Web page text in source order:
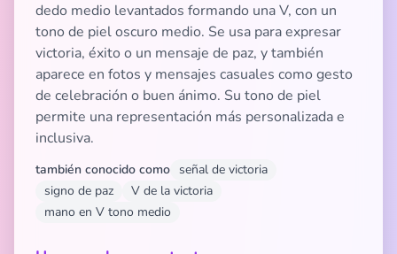
dedo medio levantados formando una V, con un
tono de piel oscuro medio. Se usa para expresar
victoria, éxito o un mensaje de paz, y también
aparece en fotos y mensajes casuales como gesto
de celebración o buen ánimo. Su tono de piel
permite una representación más personalizada e
inclusiva.
también conocido como señal de victoria
signo de paz
V de la victoria
mano en V tono medio